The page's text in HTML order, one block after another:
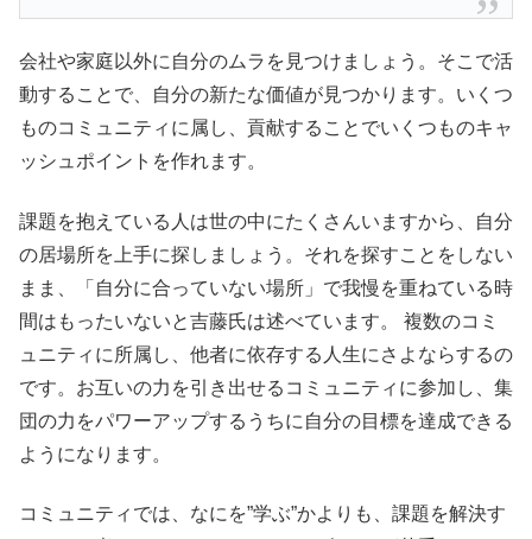
会社や家庭以外に自分のムラを見つけましょう。そこで活
動することで、自分の新たな価値が見つかります。いくつ
ものコミュニティに属し、貢献することでいくつものキャ
ッシュポイントを作れます。
課題を抱えている人は世の中にたくさんいますから、自分
の居場所を上手に探しましょう。それを探すことをしない
まま、「自分に合っていない場所」で我慢を重ねている時
間はもったいないと吉藤氏は述べています。 複数のコミ
ュニティに所属し、他者に依存する人生にさよならするの
です。お互いの力を引き出せるコミュニティに参加し、集
団の力をパワーアップするうちに自分の目標を達成できる
ようになります。
コミュニティでは、なにを”学ぶ”かよりも、課題を解決す